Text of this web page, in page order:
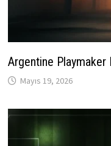
Argentine Playmaker
Mayıs 19, 2026